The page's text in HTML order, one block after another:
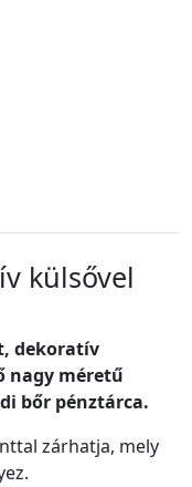
külsővel
dekoratív
nagy méretű
bőr pénztárca.
zárhatja, mely